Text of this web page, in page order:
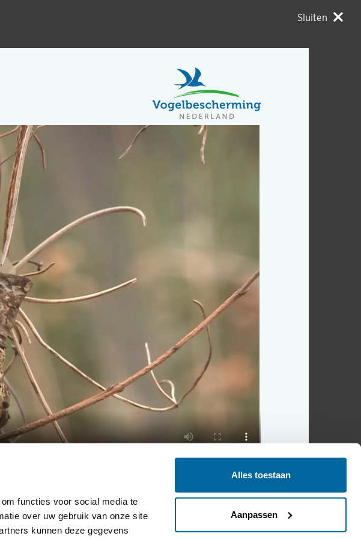
functies voor social media te
over uw gebruik van onze site
kunnen deze gegevens
Alles toestaan
Aanpassen
Sluiten